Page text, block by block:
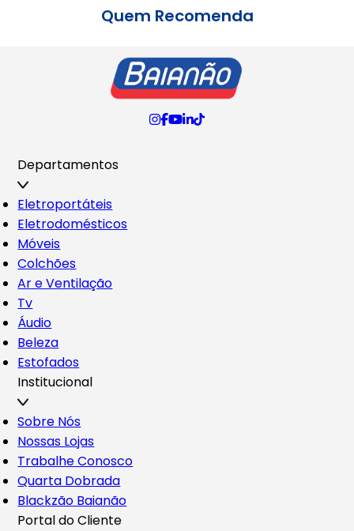
Quem Recomenda
Departamentos
Eletroportáteis
Eletrodomésticos
Móveis
Colchões
Ar e Ventilação
Tv
Áudio
Beleza
Estofados
Institucional
Sobre Nós
Nossas Lojas
Trabalhe Conosco
Quarta Dobrada
Blackzão Baianão
Portal do Cliente